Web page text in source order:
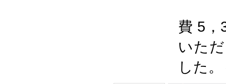
費 5，
いた
した